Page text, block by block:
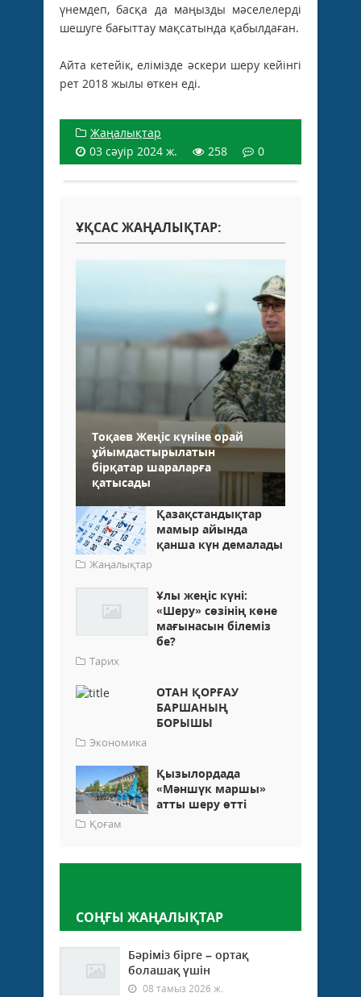
үнемдеп, басқа да маңызды мәселелерді
шешуге бағыттау мақсатында қабылдаған.
Айта кетейік, елімізде әскери шеру кейінгі
рет 2018 жылы өткен еді.
Жаңалықтар
03 сәуір 2024 ж.
258 0
ҰҚСАС ЖАҢАЛЫҚТАР:
Тоқаев Жеңіс күніне орай
ұйымдастырылатын
бірқатар шараларға
қатысады
Қазақстандықтар
мамыр айында
қанша күн демалады
Жаңалықтар
Ұлы жеңіс күні:
«Шеру» сөзінің көне
мағынасын білеміз
бе?
Тарих
ОТАН ҚОРҒАУ
БАРШАНЫҢ
БОРЫШЫ
Экономика
Қызылордада
«Мәншүк маршы»
атты шеру өтті
Қоғам
СОҢҒЫ ЖАҢАЛЫҚТАР
Бәріміз бірге – ортақ
болашақ үшін
08 тамыз 2026 ж.